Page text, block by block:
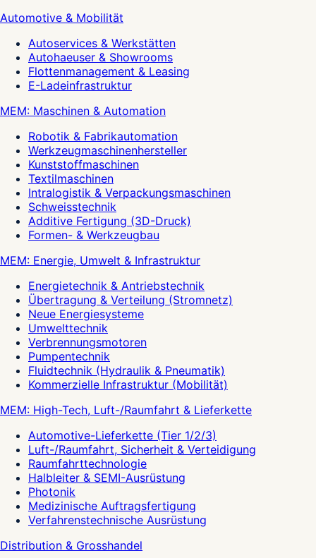
Automotive & Mobilität
Autoservices & Werkstätten
Autohaeuser & Showrooms
Flottenmanagement & Leasing
E-Ladeinfrastruktur
MEM: Maschinen & Automation
Robotik & Fabrikautomation
Werkzeugmaschinenhersteller
Kunststoffmaschinen
Textilmaschinen
Intralogistik & Verpackungsmaschinen
Schweisstechnik
Additive Fertigung (3D-Druck)
Formen- & Werkzeugbau
MEM: Energie, Umwelt & Infrastruktur
Energietechnik & Antriebstechnik
Übertragung & Verteilung (Stromnetz)
Neue Energiesysteme
Umwelttechnik
Verbrennungsmotoren
Pumpentechnik
Fluidtechnik (Hydraulik & Pneumatik)
Kommerzielle Infrastruktur (Mobilität)
MEM: High-Tech, Luft-/Raumfahrt & Lieferkette
Automotive-Lieferkette (Tier 1/2/3)
Luft-/Raumfahrt, Sicherheit & Verteidigung
Raumfahrttechnologie
Halbleiter & SEMI-Ausrüstung
Photonik
Medizinische Auftragsfertigung
Verfahrenstechnische Ausrüstung
Distribution & Grosshandel